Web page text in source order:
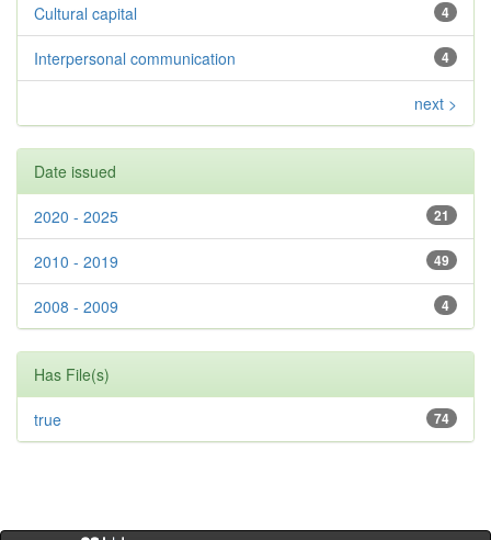
4
Cultural capital
4
Interpersonal communication
next >
Date issued
21
2020 - 2025
49
2010 - 2019
4
2008 - 2009
Has File(s)
74
true